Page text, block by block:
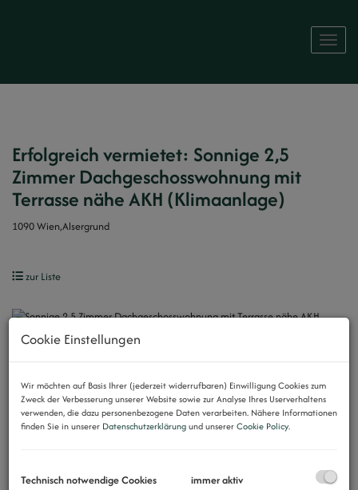
Erfolgreich vermietet: Sonnige 2,5
Zimmer Dachgeschosswohnung mit
Terrasse nähe AKH (Klimaanlage)
1090 Wien,Alsergrund
zur Liste
Cookie Einstellungen
Wir möchten auf Basis Ihrer (jederzeit widerrufbaren) Einwilligung Cookies zum
Zweck der Verbesserung unserer Website sowie zur Analyse Ihres Userverhaltens
verwenden, die dazu personenbezogene Daten verarbeiten. Nähere Informationen
finden Sie in unserer Datenschutzerklärungund unsererCookie Policy.
Technisch notwendige Cookies immer aktiv